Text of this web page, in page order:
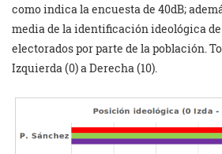
como indica la encuesta de 40dB;
media de la identificación ideológica de
electorados por parte de la población.
Izquierda (0) a Derecha (10).